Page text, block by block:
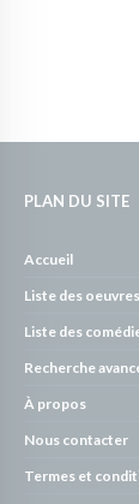
PLAN DU SITE
Accueil
Liste des oeuvres
Liste des
Recherche
À propos
Nous contacter
Termes et